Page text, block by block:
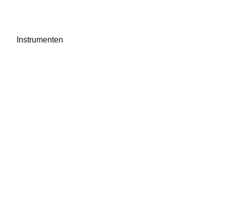
Instrumenten